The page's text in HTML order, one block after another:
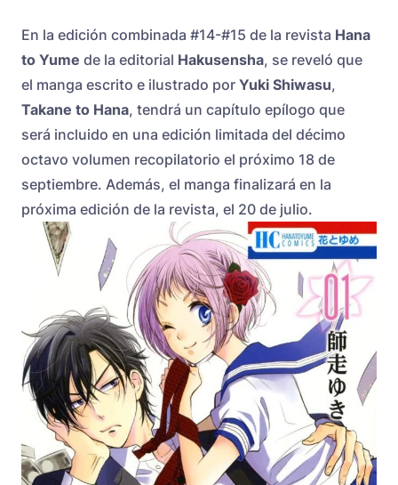
En la edición combinada #14-#15 de la revista Hana
to Yume de la editorial Hakusensha, se reveló que
el manga escrito e ilustrado por Yuki Shiwasu,
Takane to Hana, tendrá un capítulo epílogo que
será incluido en una edición limitada del décimo
octavo volumen recopilatorio el próximo 18 de
septiembre. Además, el manga finalizará en la
próxima edición de la revista, el 20 de julio.